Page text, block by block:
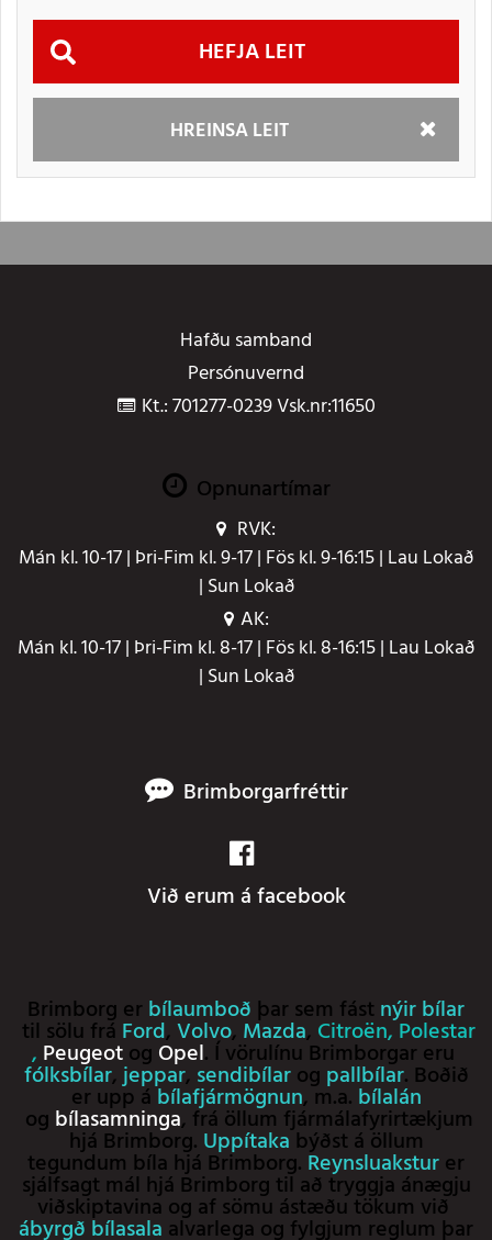
HREINSA LEIT
Hefja
Hafðu samband
Persónuvernd
Kt.: 701277-0239 Vsk.nr:11650
Opnunartímar
RVK:
Mán kl. 10-17 | Þri-Fim kl. 9-17 | Fös kl. 9-16:15 | Lau Lokað
| Sun Lokað
AK:
Mán kl. 10-17 | Þri-Fim kl. 8-17 | Fös kl. 8-16:15 | Lau Lokað
| Sun Lokað
Brimborgarfréttir
Við erum á facebook
Brimborg er bílaumboð þar sem fást nýir bílar
til sölu frá Ford, Volvo, Mazda, Citroën,Polestar
, Peugeotog Opel. Í vörulínu Brimborgar eru
fólksbílar,jeppar, sendibílarog pallbílar. Boðið
er upp ábílafjármögnun, m.a. bílalán
og bílasamninga, frá öllum fjármálafyrirtækjum
hjá Brimborg. Uppítakabýðst á öllum
tegundum bíla hjá Brimborg. Reynsluaksturer
sjálfsagt mál hjá Brimborg til að tryggja ánægju
viðskiptavina og af sömu ástæðu tökum við
ábyrgð bílasala alvarlega og fylgjum reglum þar